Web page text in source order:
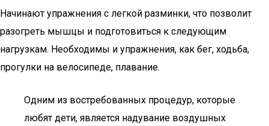
Начинают упражнения с легкой разминки, что позволит
разогреть мышцы и подготовиться к следующим
нагрузкам. Необходимы и упражнения, как бег, ходьба,
прогулки на велосипеде, плавание.
Одним из востребованных процедур, которые
любят дети, является надувание воздушных